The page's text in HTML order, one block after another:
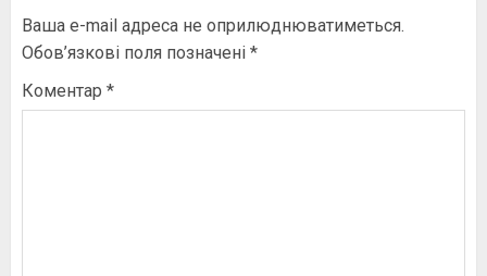
Ваша e-mail адреса не оприлюднюватиметься.
Обов’язкові поля позначені *
Коментар *